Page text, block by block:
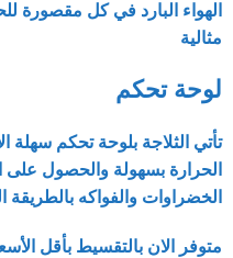
الهواء البارد في كل مقصورة
مثالية
لوحة تحكم
تأتي الثلاجة بلوحة تحكم
الحرارة بسهولة والحصول على
الخضراوات والفواكه بالطريقة
متوفر الان بالتقسيط بأقل